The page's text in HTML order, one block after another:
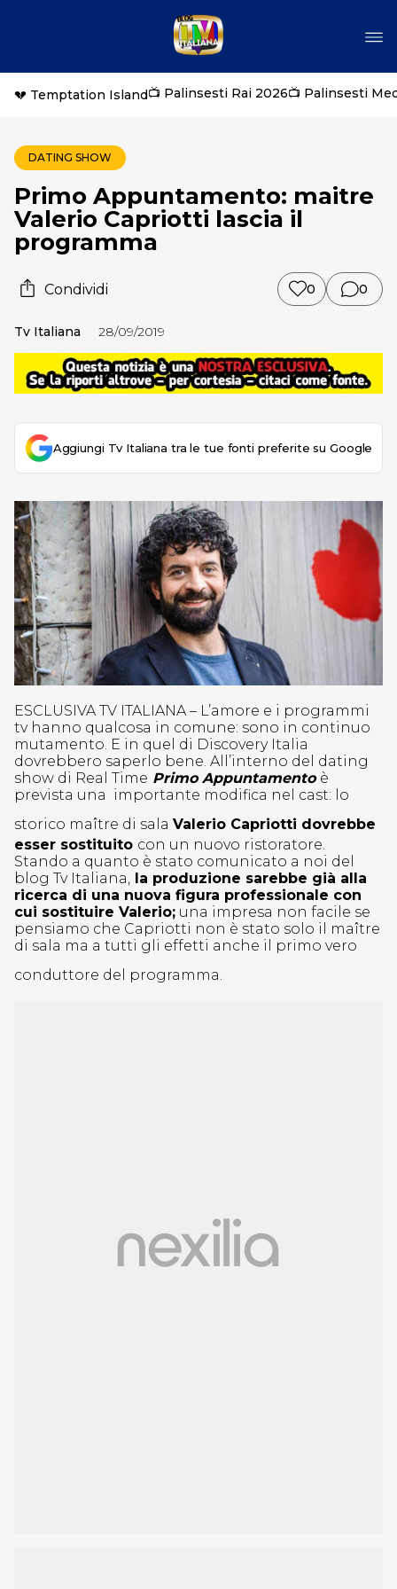
💔 Temptation Island📺 Palinsesti Rai 2026📺 Palinsesti
DATING SHOW
Primo Appuntamento: maitre
Valerio Capriotti lascia il
programma
Condividi 0 0
Tv Italiana 28/09/2019
Aggiungi Tv Italiana tra le tue fonti preferite su Google
ESCLUSIVA TV ITALIANA – L’amore e i programmi
tv hanno qualcosa in comune: sono in continuo
mutamento. E in quel di Discovery Italia
dovrebbero saperlo bene. All’interno del dating
show di Real Time Primo Appuntamento è
prevista una importante modifica nel cast: lo
storico maître di sala Valerio Capriotti dovrebbe
esser sostituito con un nuovo ristoratore.
Stando a quanto è stato comunicato a noi del
blog Tv Italiana, la produzione sarebbe già alla
ricerca di una nuova figura professionale con
cui sostituire Valerio; una impresa non facile se
pensiamo che Capriotti non è stato solo il maître
di sala ma a tutti gli effetti anche il primo vero
conduttore del programma.